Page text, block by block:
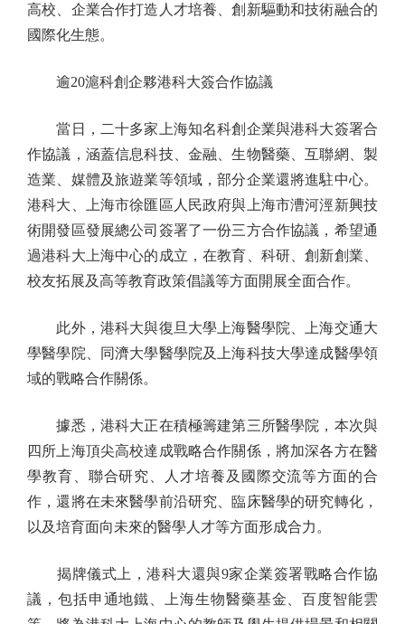
高校、企業合作打造人才培養、創新驅動和技術融合的
國際化生態。
逾20滬科創企夥港科大簽合作協議
當日，二十多家上海知名科創企業與港科大簽署合
作協議，涵蓋信息科技、金融、生物醫藥、互聯網、製
造業、媒體及旅遊業等領域，部分企業還將進駐中心。
港科大、上海市徐匯區人民政府與上海市漕河涇新興技
術開發區發展總公司簽署了一份三方合作協議，希望通
過港科大上海中心的成立，在教育、科研、創新創業、
校友拓展及高等教育政策倡議等方面開展全面合作。
此外，港科大與復旦大學上海醫學院、上海交通大
學醫學院、同濟大學醫學院及上海科技大學達成醫學領
域的戰略合作關係。
據悉，港科大正在積極籌建第三所醫學院，本次與
四所上海頂尖高校達成戰略合作關係，將加深各方在醫
學教育、聯合研究、人才培養及國際交流等方面的合
作，還將在未來醫學前沿研究、臨床醫學的研究轉化，
以及培育面向未來的醫學人才等方面形成合力。
揭牌儀式上，港科大還與9家企業簽署戰略合作協
議，包括申通地鐵、上海生物醫藥基金、百度智能雲